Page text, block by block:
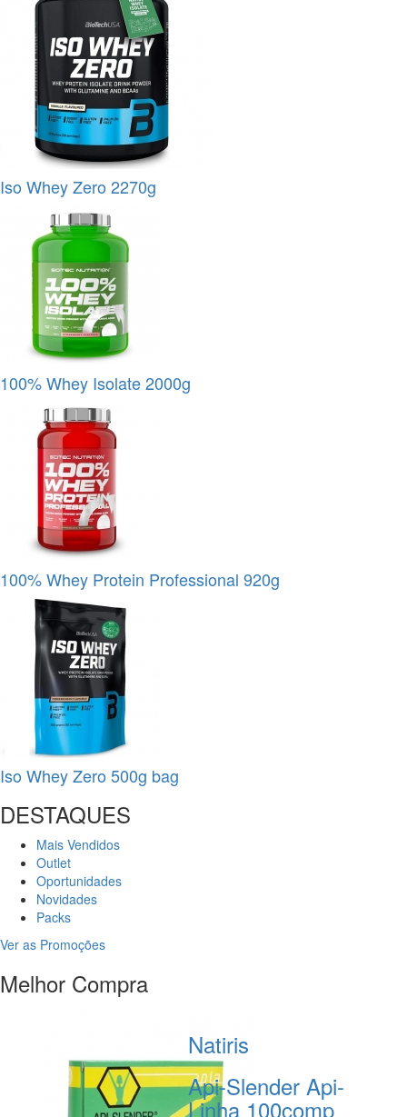
Iso Whey Zero 2270g
100% Whey Isolate 2000g
100% Whey Protein Professional 920g
Iso Whey Zero 500g bag
DESTAQUES
Mais Vendidos
Outlet
Oportunidades
Novidades
Packs
Ver as Promoções
Melhor Compra
Natiris
Api-Slender Api-
Linha 100comp